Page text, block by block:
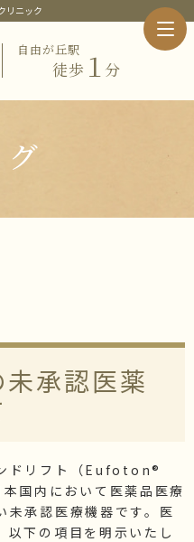
リニック
自由が丘駅
徒歩１ 分
ュー
承認医薬
ドリフト（Eufoton®
国内において医薬品医療
未承認医療機器です。医
以下の項目を明示いたし